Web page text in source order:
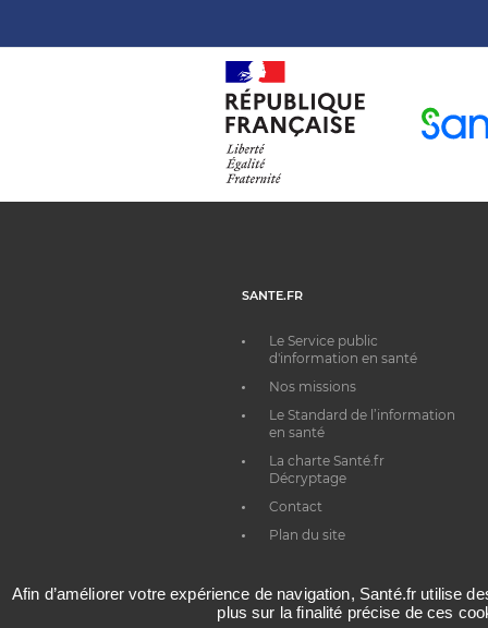
SANTE.FR
Le Service public
d'information en santé
Nos missions
Le Standard de l’information
en santé
La charte Santé.fr
Décryptage
Contact
Plan du site
Afin d’améliorer votre expérience de navigation, Santé.fr utilise
plus sur la finalité précise de ces